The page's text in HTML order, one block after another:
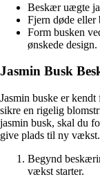
Beskær uægte
Fjern døde eller
Form busken
ønskede design.
Jasmin Busk
Jasmin buske er
sikre en rigelig
jasmin busk, skal du
give plads til ny vækst.
Begynd
vækst starter.